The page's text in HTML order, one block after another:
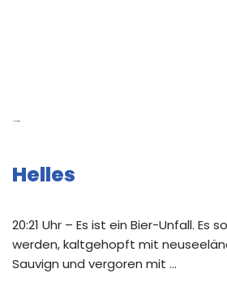
Helles
20:21 Uhr – Es ist ein Bier-Unfall. Es
werden, kaltgehopft mit
Sauvign und vergoren mit …